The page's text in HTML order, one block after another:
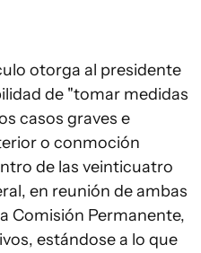
otorga al presidente
de "tomar medidas
casos graves e
o conmoción
de las veinticuatro
en reunión de ambas
Comisión Permanente,
estándose a lo que